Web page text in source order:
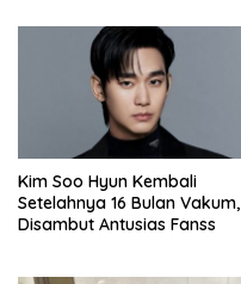
Kim Soo Hyun Kembali
Setelahnya 16 Bulan Vakum,
Disambut Antusias Fanss